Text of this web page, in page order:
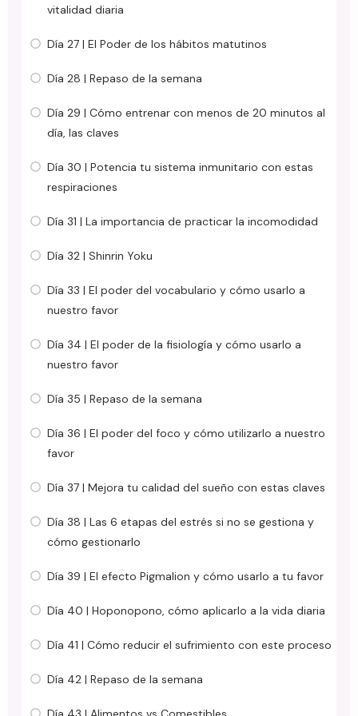
vitalidad diaria
Día 27 | El Poder de los hábitos matutinos
Día 28 | Repaso de la semana
Día 29 | Cómo entrenar con menos de 20 minutos al
día, las claves
Día 30 | Potencia tu sistema inmunitario con estas
respiraciones
Día 31 | La importancia de practicar la incomodidad
Día 32 | Shinrin Yoku
Día 33 | El poder del vocabulario y cómo usarlo a
nuestro favor
Día 34 | El poder de la fisiología y cómo usarlo a
nuestro favor
Día 35 | Repaso de la semana
Día 36 | El poder del foco y cómo utilizarlo a nuestro
favor
Día 37 | Mejora tu calidad del sueño con estas claves
Día 38 | Las 6 etapas del estrés si no se gestiona y
cómo gestionarlo
Día 39 | El efecto Pigmalion y cómo usarlo a tu favor
Día 40 | Hoponopono, cómo aplicarlo a la vida diaria
Día 41 | Cómo reducir el sufrimiento con este proceso
Día 42 | Repaso de la semana